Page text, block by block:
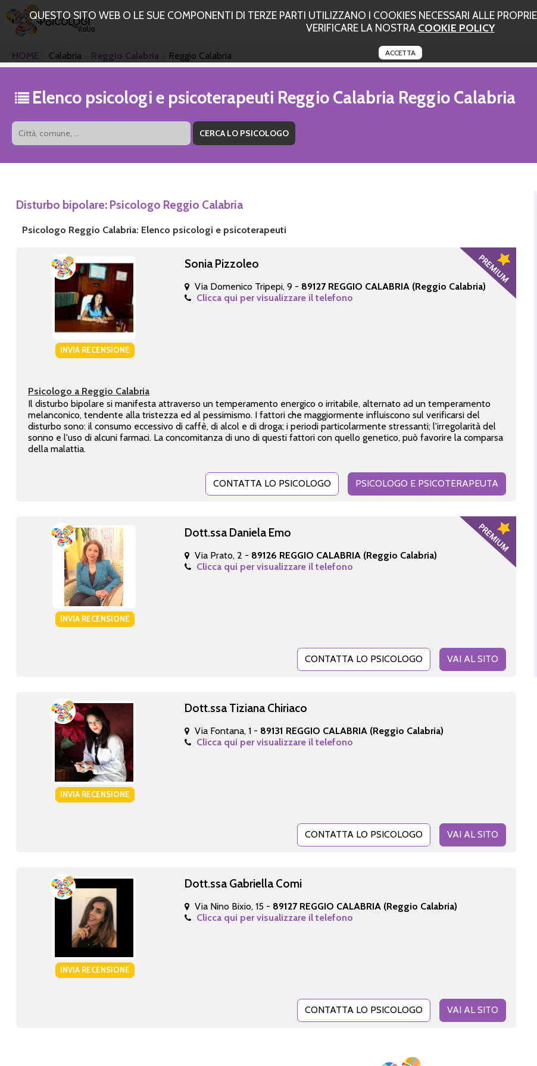
QUESTO SITO WEB O LE SUE COMPONENTI DI TERZE PARTI UTILIZZANO I COOKIES NECESSARI ALLE
VERIFICARE LA NOSTRA COOKIE POLICY
ACCETTA
HOME Calabria Reggio Calabria Reggio Calabria
Elenco psicologi e psicoterapeuti Reggio Calabria Reggio Calabria
Disturbo bipolare: Psicologo Reggio Calabria
Psicologo Reggio Calabria: Elenco psicologi e psicoterapeuti
INVIA RECENSIONE
Sonia Pizzoleo
Via Domenico Tripepi, 9 - 89127 REGGIO CALABRIA (Reggio Calabria)
Clicca qui per visualizzare il telefono
Psicologo a Reggio Calabria
Il disturbo bipolare si manifesta attraverso un temperamento energico o irritabile, alternato ad un temperamento
melanconico, tendente alla tristezza ed al pessimismo. I fattori che maggiormente influiscono sul verificarsi del
disturbo sono: il consumo eccessivo di caffè, di alcol e di droga; i periodi particolarmente stressanti; l'irregolarità del
sonno e l'uso di alcuni farmaci. La concomitanza di uno di questi fattori con quello genetico, può favorire la comparsa
della malattia.
CONTATTA LO PSICOLOGO PSICOLOGO E PSICOTERAPEUTA
INVIA RECENSIONE
Dott.ssa Daniela Emo
Via Prato, 2 - 89126 REGGIO CALABRIA (Reggio Calabria)
Clicca qui per visualizzare il telefono
CONTATTA LO PSICOLOGO VAI AL SITO
INVIA RECENSIONE
Dott.ssa Tiziana Chiriaco
Via Fontana, 1 - 89131 REGGIO CALABRIA (Reggio Calabria)
Clicca qui per visualizzare il telefono
CONTATTA LO PSICOLOGO VAI AL SITO
INVIA RECENSIONE
Dott.ssa Gabriella Comi
Via Nino Bixio, 15 - 89127 REGGIO CALABRIA (Reggio Calabria)
Clicca qui per visualizzare il telefono
CONTATTA LO PSICOLOGO VAI AL SITO